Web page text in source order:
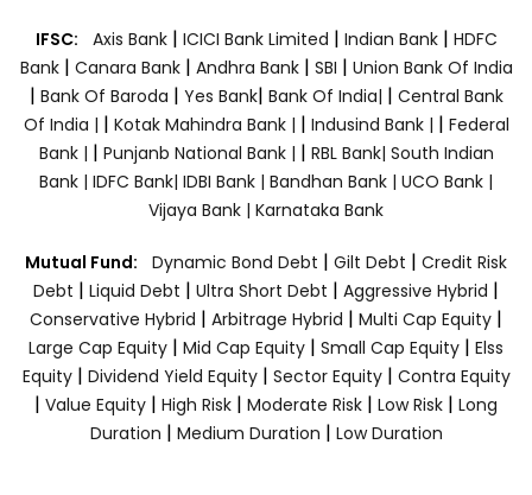
IFSC: Axis Bank | ICICI Bank Limited | Indian Bank | HDFC
Bank| Canara Bank | Andhra Bank| SBI | Union Bank Of India
| Bank Of Baroda | Yes Bank| Bank Of India| | Central Bank
Of India | | Kotak Mahindra Bank | | Indusind Bank | | Federal
Bank | | Punjanb National Bank | | RBL Bank| South Indian
Bank | IDFC Bank| IDBI Bank | Bandhan Bank | UCO Bank |
Vijaya Bank | Karnataka Bank
Mutual Fund: Dynamic Bond Debt | Gilt Debt | Credit Risk
Debt | Liquid Debt | Ultra Short Debt | Aggressive Hybrid |
Conservative Hybrid | Arbitrage Hybrid | Multi Cap Equity |
Large Cap Equity | Mid Cap Equity | Small Cap Equity | Elss
Equity| Dividend Yield Equity| Sector Equity | Contra Equity
| Value Equity | High Risk | Moderate Risk | Low Risk | Long
Duration | Medium Duration | Low Duration